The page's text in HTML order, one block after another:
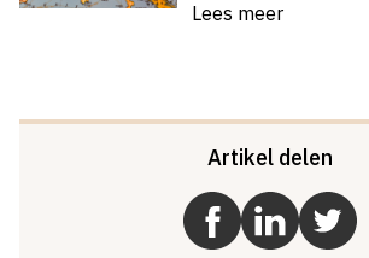
Lees meer
Artikel delen